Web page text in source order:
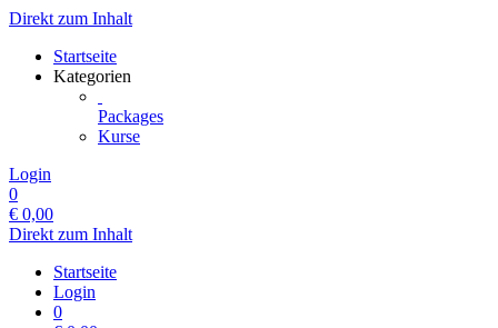
Direkt zum Inhalt
Startseite
Kategorien
Packages
Kurse
Login
0
€ 0,00
Direkt zum Inhalt
Startseite
Login
0